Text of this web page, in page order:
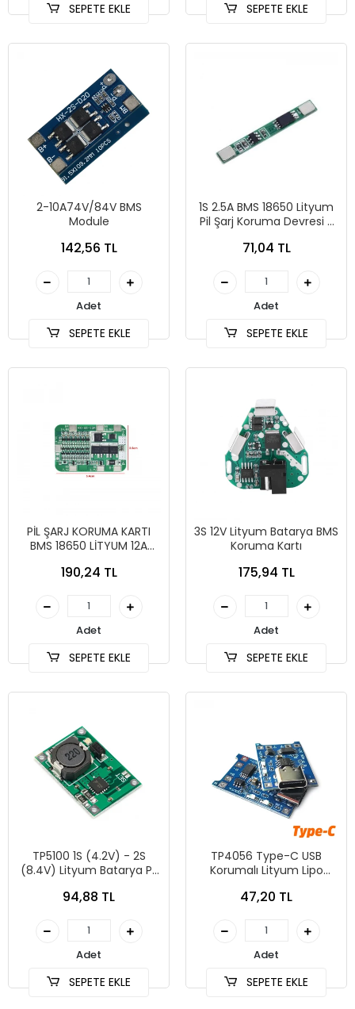
SEPETE EKLE SEPETE EKLE
2-10A74V/84V BMS
Module
142,56 TL
Adet
SEPETE EKLE
1S 2.5A BMS 18650 Lityum
Pil Şarj Koruma Devresi -
71,04 TL
Adet
SEPETE EKLE
PİL ŞARJ KORUMA KARTI
BMS 18650 LİTYUM 12A
190,24 TL
Adet
SEPETE EKLE
3S 12V Lityum Batarya BMS
Koruma Kartı
175,94 TL
Adet
SEPETE EKLE
TP5100 1S (4.2V) - 2S
(8.4V) Lityum Batarya Pil
94,88 TL
Adet
SEPETE EKLE
TP4056 Type-C USB
Korumalı Lityum Lipo
Devresi
47,20 TL
Adet
SEPETE EKLE